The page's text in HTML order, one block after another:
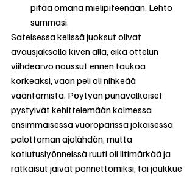
pitää omana mielipiteenään, Lehto
summasi.
Sateisessa kelissä juoksut olivat
avausjaksolla kiven alla, eikä ottelun
viihdearvo noussut ennen taukoa
korkeaksi, vaan peli oli nihkeää
vääntämistä. Pöytyän punavalkoiset
pystyivät kehittelemään kolmessa
ensimmäisessä vuoroparissa jokaisessa
palottoman ajolähdön, mutta
kotiutuslyönneissä ruuti oli litimärkää ja
ratkaisut jäivät ponnettomiksi, tai joukkue